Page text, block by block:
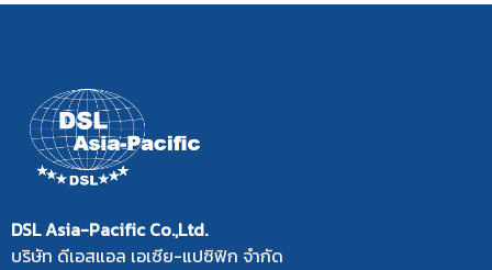
DSL Asia-Pacific Co.,Ltd.
บริษัท ดีเอสแอล เอเซีย-แปซิฟิก จำกัด